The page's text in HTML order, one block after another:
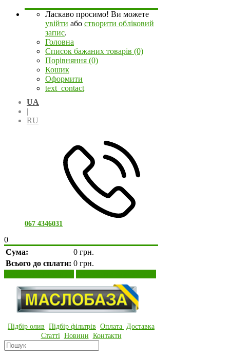
Ласкаво просимо! Ви можете
увійти або створити обліковий
запис.
Головна
Список бажаних товарів (0)
Порівняння (0)
Кошик
Оформити
text_contact
UA
|
RU
067 4346031
0
Сума:
0 грн.
Всього до сплати: 0 грн.
Підбір олив Підбір фільтрів Оплата Доставка
Статті Новини Контакти